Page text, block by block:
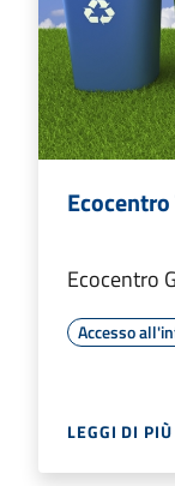
Ecocentro
Accesso
LEGGI DI PIÙ